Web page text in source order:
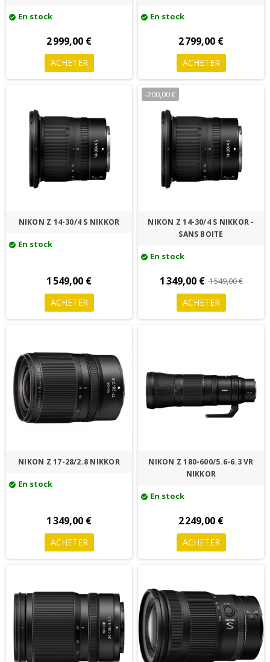
check_circle En stock
2 999,00 €
ACHETER
check_circle En stock
2 799,00 €
ACHETER
NIKON Z 14-30/4 S NIKKOR
check_circle En stock
1 549,00 €
ACHETER
-200,00 €
NIKON Z 14-30/4 S NIKKOR -
SANS BOITE
check_circle En stock
1 349,00 € 1 549,00 €
ACHETER
NIKON Z 17-28/2.8 NIKKOR
check_circle En stock
1 349,00 €
ACHETER
NIKON Z 180-600/5.6-6.3 VR
NIKKOR
check_circle En stock
2 249,00 €
ACHETER